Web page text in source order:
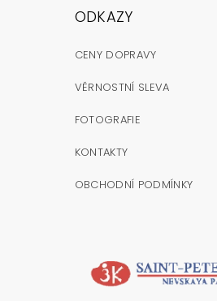
ODKAZY
CENY DOPRAVY
VĚRNOSTNÍ SLEVA
FOTOGRAFIE
KONTAKTY
OBCHODNÍ PODMÍNKY